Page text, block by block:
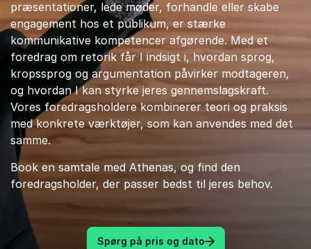
præsentationer, lede møder, forhandle eller skabe
engagement hos et publikum, er stærke
kommunikative kompetencer afgørende. Med et
foredrag om retorik får I indsigt i, hvordan sprog,
kropssprog og argumentation påvirker modtageren,
og hvordan I kan styrke jeres gennemslagskraft.
Vores foredragsholdere kombinerer teori og praksis
med konkrete værktøjer, som kan anvendes med det
samme.
Book en samtale med Athenas, og find den
foredragsholder, der passer bedst til jeres behov.
Spørg på pris og dato